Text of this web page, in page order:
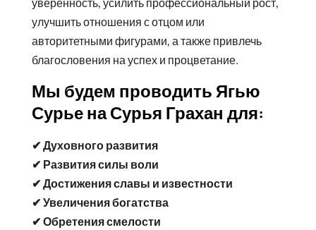
улучшить отношения с отцом или
авторитетными фигурами, а также привлечь
благословения на успех и процветание.
Мы будем проводить Ягью
Сурье на Сурья Грахан для:
✔ Духовного развития
✔ Развития силы воли
✔ Достижения славы и известности
✔ Увеличения богатства
✔ Обретения смелости